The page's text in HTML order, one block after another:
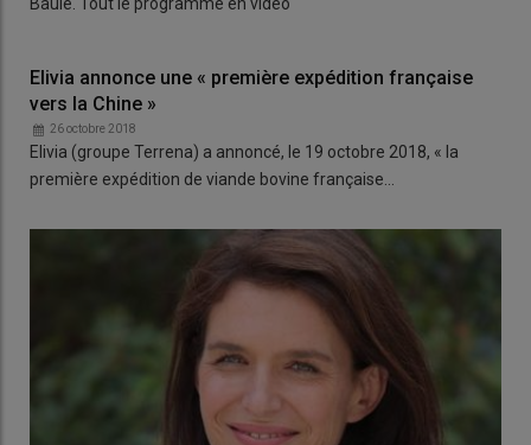
Baule. Tout le programme en vidéo
Elivia annonce une « première expédition française
vers la Chine »
26 octobre 2018
Elivia (groupe Terrena) a annoncé, le 19 octobre 2018, « la
première expédition de viande bovine française…